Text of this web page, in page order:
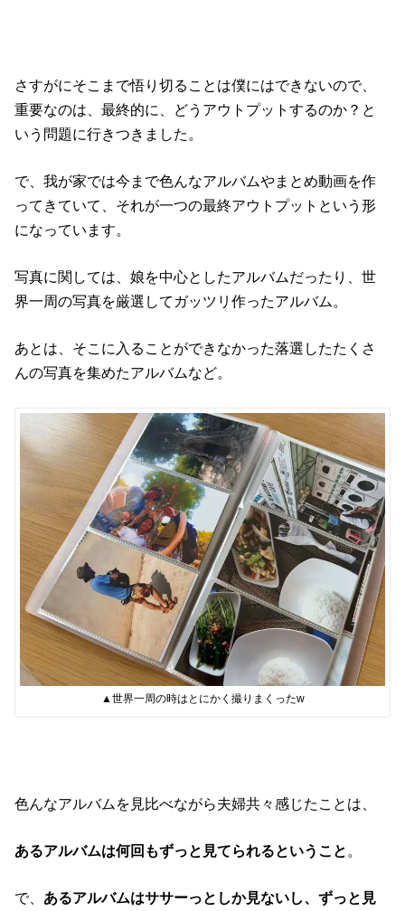
さすがにそこまで悟り切ることは僕にはできないので、
重要なのは、最終的に、どうアウトプットするのか？と
いう問題に行きつきました。
で、我が家では今まで色んなアルバムやまとめ動画を作
ってきていて、それが一つの最終アウトプットという形
になっています。
写真に関しては、娘を中心としたアルバムだったり、世
界一周の写真を厳選してガッツリ作ったアルバム。
あとは、そこに入ることができなかった落選したたくさ
んの写真を集めたアルバムなど。
▲世界一周の時はとにかく撮りまくったw
色んなアルバムを見比べながら夫婦共々感じたことは、
あるアルバムは何回もずっと見てられるということ 。
で、 あるアルバムはササーっとしか見ないし、ずっと見